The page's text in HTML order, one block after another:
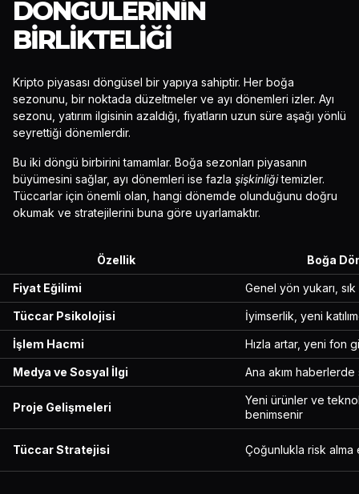
DÖNGÜLERININ
BIRLIKTELIĞI
Kripto piyasası döngüsel bir yapıya sahiptir. Her boğa
sezonunu, bir noktada düzeltmeler ve ayı dönemleri izler. Ayı
sezonu, yatırım ilgisinin azaldığı, fiyatların uzun süre aşağı yönlü
seyrettiği dönemlerdir.
Bu iki döngü birbirini tamamlar. Boğa sezonları piyasanın
büyümesini sağlar, ayı dönemleri ise fazla şişkinliğitemizler.
Tüccarlar için önemli olan, hangi dönemde olunduğunu doğru
okumak ve stratejilerini buna göre uyarlamaktır.
Özellik Boğa
Fiyat Eğilimi Genel yön yukarı,
Tüccar Psikolojisi İyimserlik, yeni
İşlem Hacmi Hızla artar, yeni fon
Medya ve Sosyal İlgi Ana akım haberlerde
Proje Gelişmeleri
Yeni ürünler ve
benimsenir
Tüccar Stratejisi Çoğunlukla risk alma